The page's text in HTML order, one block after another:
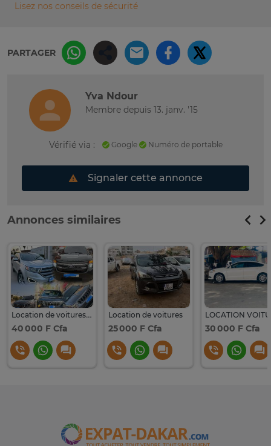
Lisez nos conseils de sécurité
PARTAGER
Yva Ndour
Membre depuis 13. janv. '15
Vérifié via : Google Numéro de portable
Signaler cette annonce
Annonces similaires
Location de voitures (SUV,4*4)
40 000 F Cfa
Location de voitures
25 000 F Cfa
LOCATION
30 000 F Cfa